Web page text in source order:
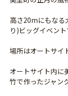
高さ20mにもなる
り)ビッグイベント
場所はオートサイ
オートサイト内に
竹で作ったジャン